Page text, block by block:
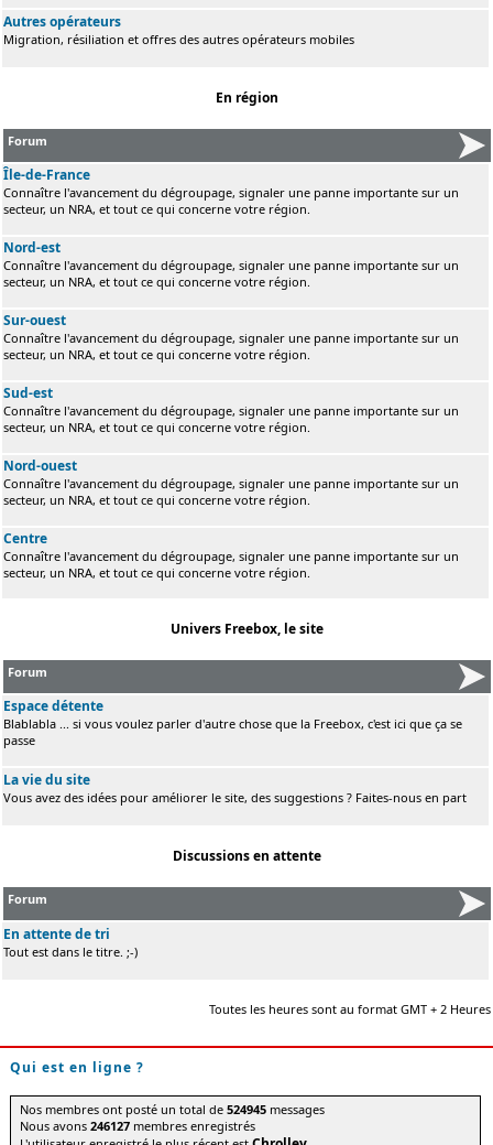
Autres opérateurs
Migration, résiliation et offres des autres opérateurs mobiles
En région
Forum
Île-de-France
Connaître l'avancement du dégroupage, signaler une panne importante sur un
secteur, un NRA, et tout ce qui concerne votre région.
Nord-est
Connaître l'avancement du dégroupage, signaler une panne importante sur un
secteur, un NRA, et tout ce qui concerne votre région.
Sur-ouest
Connaître l'avancement du dégroupage, signaler une panne importante sur un
secteur, un NRA, et tout ce qui concerne votre région.
Sud-est
Connaître l'avancement du dégroupage, signaler une panne importante sur un
secteur, un NRA, et tout ce qui concerne votre région.
Nord-ouest
Connaître l'avancement du dégroupage, signaler une panne importante sur un
secteur, un NRA, et tout ce qui concerne votre région.
Centre
Connaître l'avancement du dégroupage, signaler une panne importante sur un
secteur, un NRA, et tout ce qui concerne votre région.
Univers Freebox, le site
Forum
Espace détente
Blablabla ... si vous voulez parler d'autre chose que la Freebox, c'est ici que ça se
passe
La vie du site
Vous avez des idées pour améliorer le site, des suggestions ? Faites-nous en part
Discussions en attente
Forum
En attente de tri
Tout est dans le titre. ;-)
Toutes les heures sont au format GMT + 2 Heures
Qui est en ligne ?
Nos membres ont posté un total de524945 messages
Nous avons246127 membres enregistrés